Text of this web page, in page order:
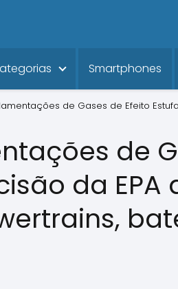
Smartphones
de Gases de Efeito
de
da EPA